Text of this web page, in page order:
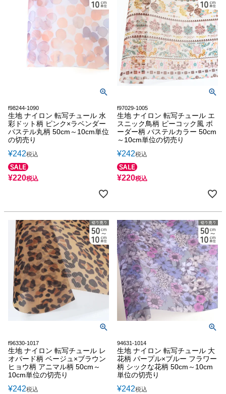
f98244-1090
生地 ナイロン 転写チュール 水
彩ドット柄 ピンク×ラベンダー
パステル丸柄 50cm～10cm単位
の切売り
¥242税込
¥220税込
f97029-1005
生地 ナイロン 転写チュール エ
スニック鳥柄 ピーコック風 ボ
ーダー柄 パステルカラー 50cm
～10cm単位の切売り
¥242税込
¥220税込
f96330-1017
生地 ナイロン 転写チュール レ
オパード柄 ベージュ×ブラウン
ヒョウ柄 アニマル柄 50cm～
10cm単位の切売り
¥242税込
94631-1014
生地 ナイロン 転写チュール 大
花柄 パープル×ブルー フラワー
柄 シックな花柄 50cm～10cm
単位の切売り
¥242税込